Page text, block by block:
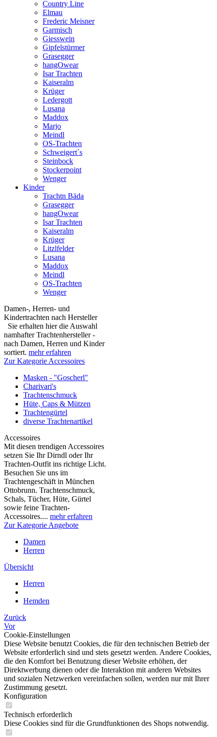
Country Line
Elmau
Frederic Meisner
Garmisch
Giesswein
Gipfelstürmer
Grasegger
hangOwear
Isar Trachten
Kaiseralm
Krüger
Ledergott
Lusana
Maddox
Marjo
Meindl
OS-Trachten
Schweigert´s
Steinbock
Stockerpoint
Wenger
Kinder
Trachtn Bäda
Grasegger
hangOwear
Isar Trachten
Kaiseralm
Krüger
Litzlfelder
Lusana
Maddox
Meindl
OS-Trachten
Wenger
Damen-, Herren- und
Kindertrachten nach Hersteller
Sie erhalten hier die Auswahl
namhafter Trachtenhersteller -
nach Damen, Herren und Kinder
sortiert. mehr erfahren
Zur Kategorie Accessoires
Masken - "Goscherl"
Charivari's
Trachtenschmuck
Hüte, Caps & Mützen
Trachtengürtel
diverse Trachtenartikel
Accessoires
Mit diesen trendigen Accessoires
setzen Sie Ihr Dirndl oder Ihr
Trachten-Outfit ins richtige Licht.
Besuchen Sie uns im
Trachtengeschäft in München
Ottobrunn. Trachtenschmuck,
Schals, Tücher, Hüte, Gürtel
sowie feine Trachten-
Accessoires.... mehr erfahren
Zur Kategorie Angebote
Damen
Herren
Übersicht
Herren
Hemden
Zurück
Vor
Cookie-Einstellungen
Diese Website benutzt Cookies, die für den technischen Betrieb der
Website erforderlich sind und stets gesetzt werden. Andere Cookies,
die den Komfort bei Benutzung dieser Website erhöhen, der
Direktwerbung dienen oder die Interaktion mit anderen Websites
und sozialen Netzwerken vereinfachen sollen, werden nur mit Ihrer
Zustimmung gesetzt.
Konfiguration
Technisch erforderlich
Diese Cookies sind für die Grundfunktionen des Shops notwendig.